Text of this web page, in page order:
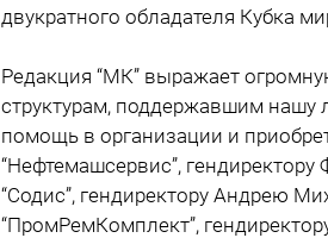
двукратного обладателя Кубка
Редакция “МК” выражает
структурам, поддержавшим
помощь в организации и
“Нефтемашсервис”,
“Содис”, гендиректору Андрею
“ПромРемКомплект”,